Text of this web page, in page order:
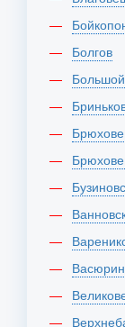
Болгов